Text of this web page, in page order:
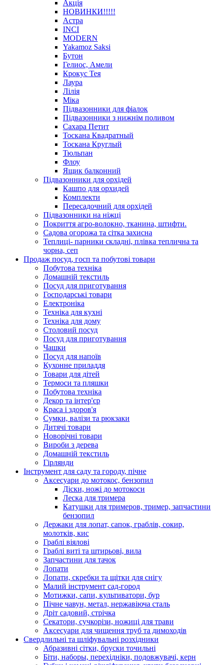
Акція
HОВИНКИ!!!!!
Астра
INCI
MODERN
Yakamoz Saksi
Бутон
Гелиос, Амели
Крокус Тея
Лаура
Лілія
Міка
Підвазонники для фіалок
Підвазонники з нижнім поливом
Сахара Петит
Тоскана Квадратный
Тоскана Круглый
Тюльпан
Флоу
Ящик балконний
Підвазонники для орхідей
Кашпо для орхидей
Комплекти
Пересадочний для орхідей
Підвазонники на ніжці
Покриття агро-волокно, тканина, штифти.
Садова огорожа та сітка захисна
Теплиці- парники складні, плівка теплична та
чорна, сеп
Продаж посуд, госп та побутові товари
Побутова техніка
Домашній текстиль
Посуд для приготування
Господарські товари
Електроніка
Техніка для кухні
Техніка для дому
Столовий посуд
Посуд для приготування
Чашки
Посуд для напоїв
Кухонне приладдя
Товари для дітей
Термоси та пляшки
Побутова техніка
Декор та інтер'єр
Краса і здоров'я
Сумки, валізи та рюкзаки
Дитячі товари
Новорічні товари
Вироби з дерева
Домашній текстиль
Гірлянди
Інструмент для саду та городу, пічне
Аксесуари до мотокос, бензопил
Діски, ножі до мотокоси
Леска для тримера
Катушки для тримеров, тример, запчастини
бензопил
Держаки для лопат, сапок, граблів, сокир,
молотків, кис
Граблі віялові
Граблі виті та штирьові, вила
Запчастини для тачок
Лопати
Лопати, скребки та щітки для снігу
Малий інструмент сад-город
Мотижки, сапи, культиватори, бур
Пічне чавун, метал, нержавіюча сталь
Дріт садовий, стрічка
Секатори, сучкорізи, ножиці для трави
Аксесуари для чищення труб та димоходів
Свердлильні та шліфувальні розхідники
Абразивні сітки, бруски точильні
Біти, наборы, перехідніки, подовжувачі, керн